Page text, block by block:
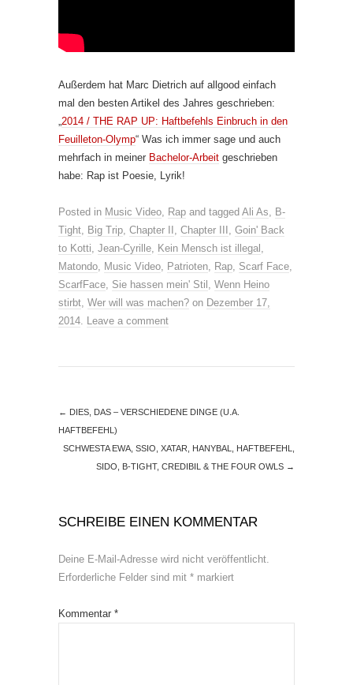
Außerdem hat Marc Dietrich auf allgood einfach
mal den besten Artikel des Jahres geschrieben:
„2014 / THE RAP UP: Haftbefehls Einbruch in den
Feuilleton-Olymp“ Was ich immer sage und auch
mehrfach in meiner Bachelor-Arbeit geschrieben
habe: Rap ist Poesie, Lyrik!
Posted in Music Video, Rap and tagged Ali As, B-
Tight, Big Trip, Chapter II , Chapter III , Goin' Back
to Kotti, Jean-Cyrille, Kein Mensch ist illegal ,
Matondo, Music Video, Patrioten, Rap, Scarf Face,
ScarfFace, Sie hassen mein' Stil , Wenn Heino
stirbt, Wer will was machen? on Dezember 17,
2014. Leave a comment
← DIES, DAS – VERSCHIEDENE DINGE (U.A.
HAFTBEFEHL)
SCHWESTA EWA, SSIO, XATAR, HANYBAL, HAFTBEFEHL,
SIDO, B-TIGHT, CREDIBIL & THE FOUR OWLS →
SCHREIBE EINEN KOMMENTAR
Deine E-Mail-Adresse wird nicht veröffentlicht.
Erforderliche Felder sind mit * markiert
Kommentar *